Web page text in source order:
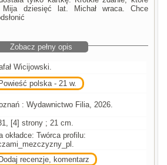
Mija dziesięć lat. Michał wraca. Chce
Zobacz pełny opis
Wicijowski.
polska - 21 w.
: Wydawnictwo Filia, 2026.
[4] strony ; 21 cm.
okładce: Twórca profilu:
recenzje, komentarz